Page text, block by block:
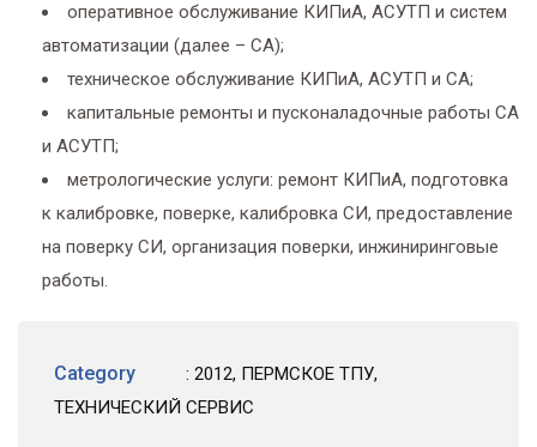
оперативное обслуживание КИПиА, АСУТП и систем
автоматизации (далее – СА);
техническое обслуживание КИПиА, АСУТП и СА;
капитальные ремонты и пусконаладочные работы СА
и АСУТП;
метрологические услуги: ремонт КИПиА, подготовка
к калибровке, поверке, калибровка СИ, предоставление
на поверку СИ, организация поверки, инжиниринговые
работы.
Category : 2012, ПЕРМСКОЕ ТПУ,
ТЕХНИЧЕСКИЙ СЕРВИС